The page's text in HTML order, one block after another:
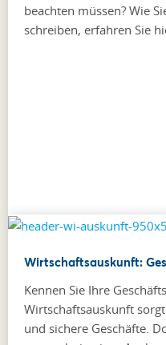
beachten müssen? Wie
schreiben, erfahren Sie
Wirtschaftsauskunft:
Kennen Sie Ihre
Wirtschaftsauskunft
und sichere Geschäfte.